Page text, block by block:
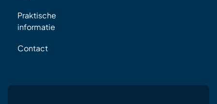
Praktische
informatie
Contact